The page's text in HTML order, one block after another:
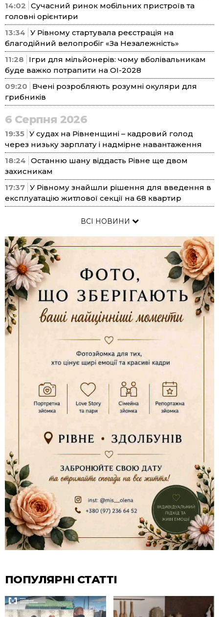
14:02 Сучасний ринок мобільних пристроїв та
головні орієнтири
13:34 У Рівному стартувала реєстрація на
благодійний велопробіг «За Незалежність»
11:28
Ігри для мільйонерів: чому вболівальникам
буде важко потрапити на ОІ-2028
09:20
Вчені розробляють розумні окуляри для
грибників
6 Серпня 2026
19:35 У судах на Рівненщині – кадровий голод
через низьку зарплату і надмірне навантаження
18:24 Останню шану віддасть Рівне ще двом
захисникам
17:37 У Рівному знайшли рішення для введення в
експлуатацію житлової секції на 68 квартир
ВСІ НОВИНИ
ПОПУЛЯРНІ СТАТТІ